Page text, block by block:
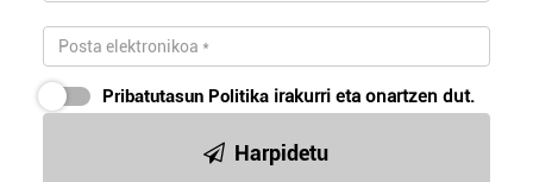
Pribatutasun Politika irakurri eta onartzen dut.
Harpidetu